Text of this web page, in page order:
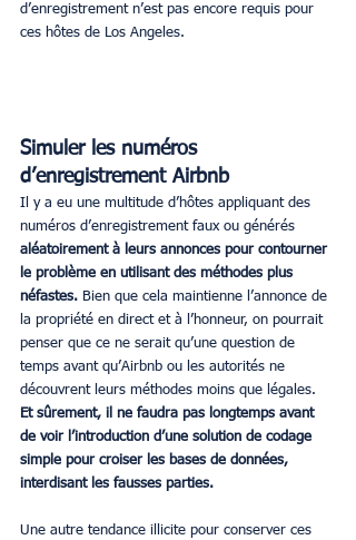
d’enregistrement n’est pas encore requis pour
ces hôtes de Los Angeles.
Simuler les numéros
d’enregistrement Airbnb
Il y a eu une multitude d’hôtes appliquant des
numéros d’enregistrement faux ou générés
aléatoirement à leurs annonces pour contourner
le problème en utilisant des méthodes plus
néfastes. Bien que cela maintienne l’annonce de
la propriété en direct et à l’honneur, on pourrait
penser que ce ne serait qu’une question de
temps avant qu’Airbnb ou les autorités ne
découvrent leurs méthodes moins que légales.
Et sûrement, il ne faudra pas longtemps avant
de voir l’introduction d’une solution de codage
simple pour croiser les bases de données,
interdisant les fausses parties.
Une autre tendance illicite pour conserver ces